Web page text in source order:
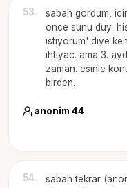
53.
sabah gordum,
once sunu duy:
istiyorum' diye
ihtiyac. ama 3.
zaman. esinle
birden.
anonim 44
54.
sabah tekrar